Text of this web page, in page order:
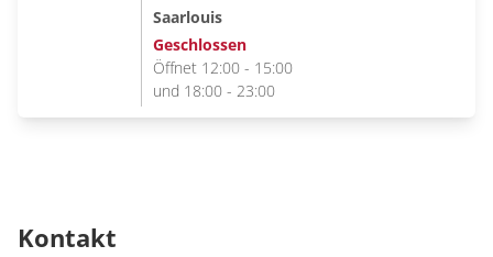
Saarlouis
Geschlossen
Öffnet 12:00 - 15:00
und 18:00 - 23:00
Kontakt